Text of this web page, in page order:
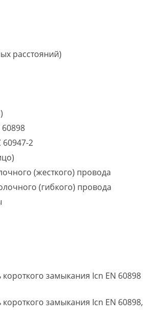
расстояний)
2
(жесткого) провода
(гибкого) провода
замыкания Icn EN 60898
замыкания Icn EN 60898,